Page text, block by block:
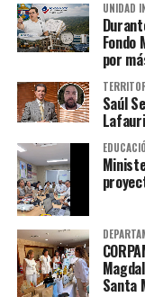
UNIDAD
Fondo
por
Saúl
Santa